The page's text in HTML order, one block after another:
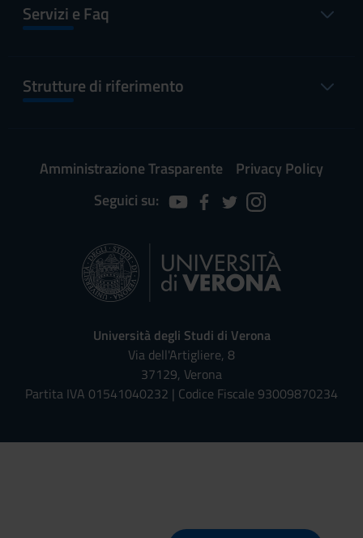
Servizi e Faq
Strutture di riferimento
Amministrazione Trasparente
Privacy Policy
Seguici su:
Università degli Studi di Verona
Via dell'Artigliere, 8
37129, Verona
Partita IVA 01541040232 | Codice Fiscale 93009870234